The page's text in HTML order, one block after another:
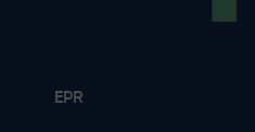
EPR